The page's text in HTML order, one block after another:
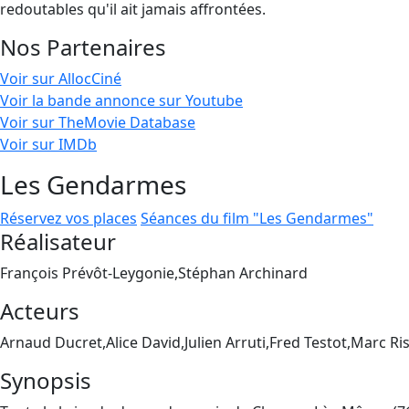
redoutables qu'il ait jamais affrontées.
Nos Partenaires
Voir sur AllocCiné
Voir la bande annonce sur Youtube
Voir sur TheMovie Database
Voir sur IMDb
Les Gendarmes
Réservez vos places Séances du film "Les Gendarmes"
Réalisateur
François Prévôt-Leygonie,Stéphan Archinard
Acteurs
Arnaud Ducret,Alice David,Julien Arruti,Fred Testot,Marc
Synopsis